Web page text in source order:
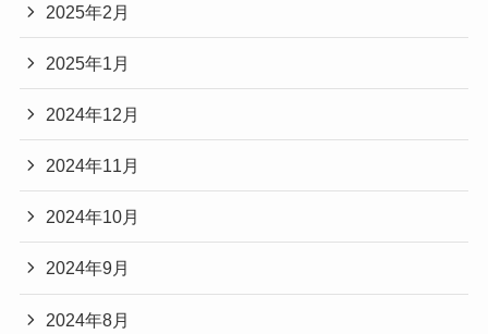
2025年2月
2025年1月
2024年12月
2024年11月
2024年10月
2024年9月
2024年8月